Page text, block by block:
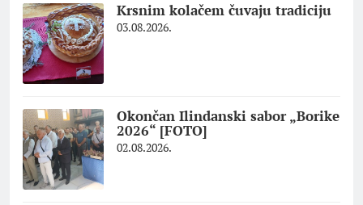
Krsnim kolačem čuvaju tradiciju
03.08.2026.
Okončan Ilindanski sabor „Borike
2026“ [FOTO]
02.08.2026.